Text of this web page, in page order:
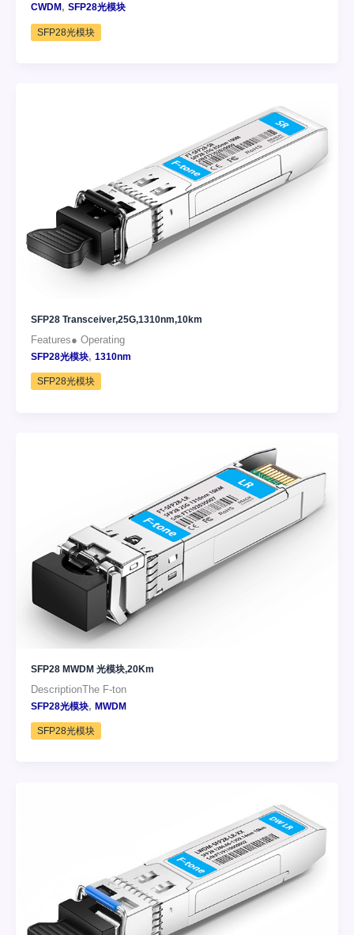
CWDM, SFP28光模块
SFP28光模块
SFP28 Transceiver,25G,1310nm,10km
Features● Operating
SFP28光模块, 1310nm
SFP28光模块
SFP28 MWDM 光模块,20Km
DescriptionThe F-ton
SFP28光模块, MWDM
SFP28光模块